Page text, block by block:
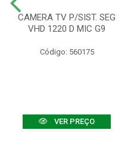
CAMERA TV P/SIST. SEG
VHD 1220 D MIC G9
Código: 560175
VER PREÇO